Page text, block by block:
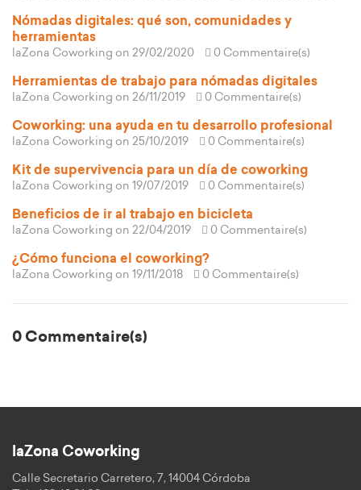
Nómadas digitales: qué son, comunidades y
herramientas
laZona Coworking on 29/02/2020 0 Commentaire(s)
Herramientas de trabajo para nómadas digitales
laZona Coworking on 26/11/2019 0 Commentaire(s)
Coworking: una ayuda en tu desarrollo profesional
laZona Coworking on 25/10/2019 0 Commentaire(s)
Kit de supervivencia para un día de coworking
laZona Coworking on 19/07/2019 0 Commentaire(s)
Beneficios de ir al trabajo en bicicleta
laZona Coworking on 22/04/2019 0 Commentaire(s)
¿Cómo funciona el coworking?
laZona Coworking on 19/11/2018 0 Commentaire(s)
0 Commentaire(s)
laZona Coworking
Calle Secretario Carretero, 7, 14004 Córdoba